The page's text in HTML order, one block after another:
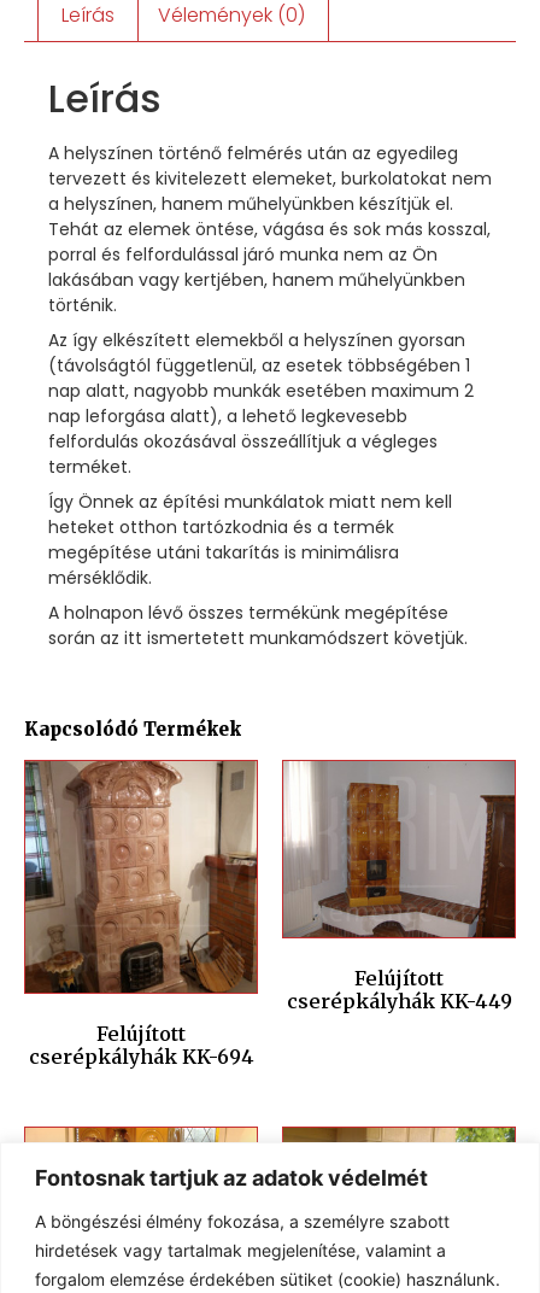
Fontosnak tartjuk az adatok védelmét
A böngészési élmény fokozása, a személyre szabott
hirdetések vagy tartalmak megjelenítése, valamint a
forgalom elemzése érdekében sütiket (cookie) használunk.
Leírás Vélemények (0)
Leírás
A helyszínen történő felmérés után az egyedileg
tervezett és kivitelezett elemeket, burkolatokat nem
a helyszínen, hanem műhelyünkben készítjük el.
Tehát az elemek öntése, vágása és sok más kosszal,
porral és felfordulással járó munka nem az Ön
lakásában vagy kertjében, hanem műhelyünkben
történik.
Az így elkészített elemekből a helyszínen gyorsan
(távolságtól függetlenül, az esetek többségében 1
nap alatt, nagyobb munkák esetében maximum 2
nap leforgása alatt), a lehető legkevesebb
felfordulás okozásával összeállítjuk a végleges
terméket.
Így Önnek az építési munkálatok miatt nem kell
heteket otthon tartózkodnia és a termék
megépítése utáni takarítás is minimálisra
mérséklődik.
A holnapon lévő összes termékünk megépítése
során az itt ismertetett munkamódszert követjük.
Kapcsolódó Termékek
Felújított
cserépkályhák KK-694
Felújított
cserépkályhák KK-449